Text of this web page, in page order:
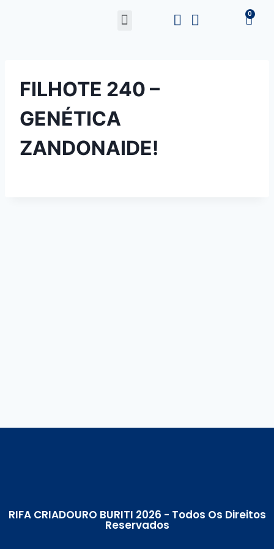
FILHOTE 240 –
GENÉTICA
ZANDONAIDE!
RIFA CRIADOURO BURITI 2026 - Todos Os Direitos
Reservados